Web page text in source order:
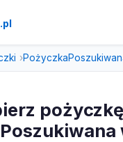
.pl
pożyczkę